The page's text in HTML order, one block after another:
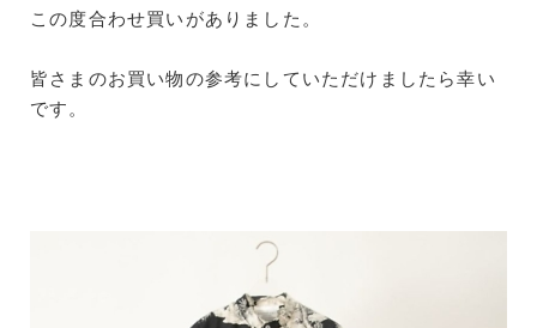
この度合わせ買いがありました。
皆さまのお買い物の参考にしていただけましたら幸い
です。